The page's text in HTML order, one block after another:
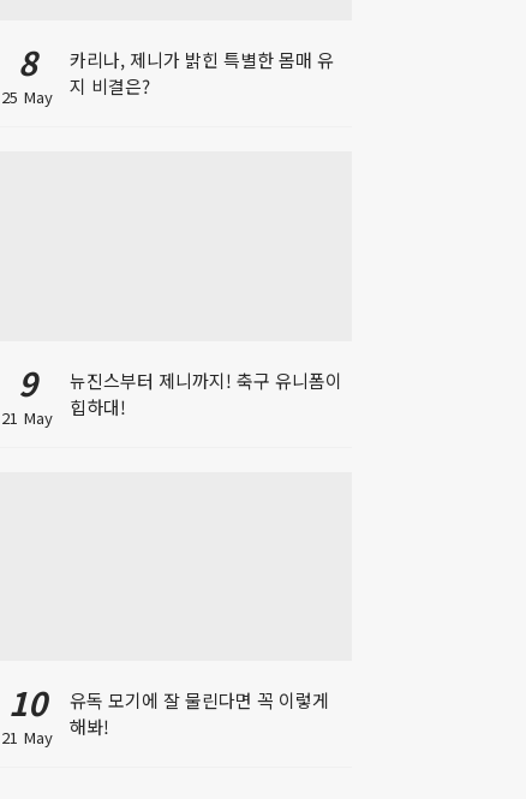
8
25 May
카리나, 제니가 밝힌 특별한 몸매 유
지 비결은?
9
21 May
뉴진스부터 제니까지! 축구 유니폼이
힙하대!
10
21 May
유독 모기에 잘 물린다면 꼭 이렇게
해봐!